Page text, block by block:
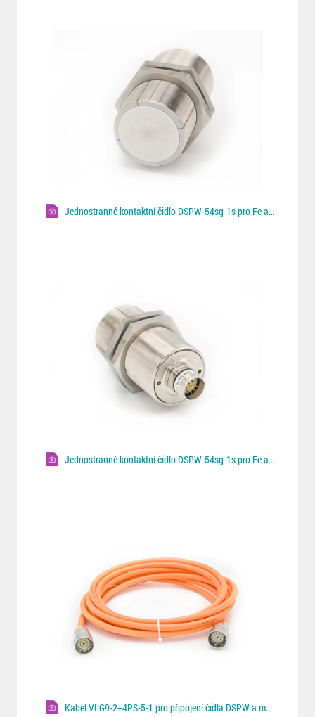
Jednostranné kontaktní čidlo DSPW-54sg-1s pro Fe a NF plechy
Jednostranné kontaktní čidlo DSPW-54sg-1s pro Fe a NF plechy
Kabel VLG9-2+4PS-5-1 pro připojení čidla DSPW a monitoru